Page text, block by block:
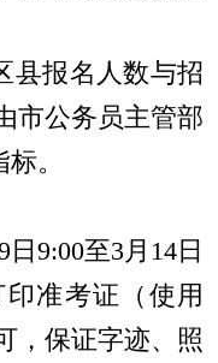
县报名人数与招
市公务员主管部
。
日9:00至3月 14日
准考证（使用
，保证字迹、照